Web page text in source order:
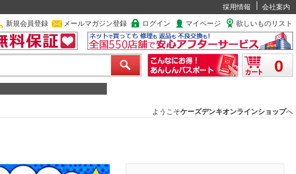
採用情報
会社案内
新規会員登録 メールマガジン登録 ログイン マイページ 欲しいものリスト
0
ようこそケーズデンキオンラインショップへ